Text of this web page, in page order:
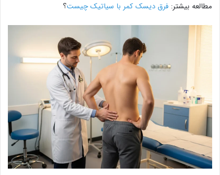
مطالعه بیشتر: فرق دیسک کمر با سیاتیک چیست؟